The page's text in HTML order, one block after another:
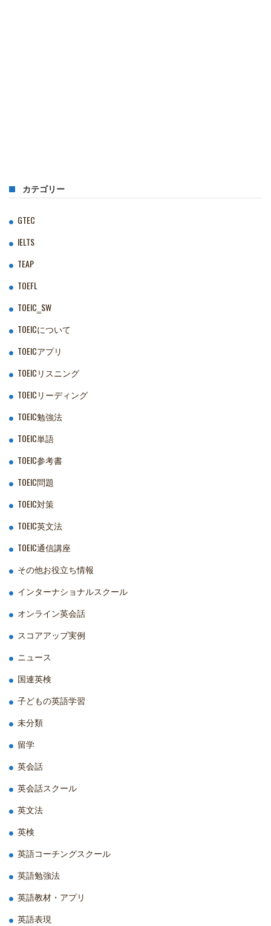
カテゴリー
GTEC
IELTS
TEAP
TOEFL
TOEIC‗SW
TOEICについて
TOEICアプリ
TOEICリスニング
TOEICリーディング
TOEIC勉強法
TOEIC単語
TOEIC参考書
TOEIC問題
TOEIC対策
TOEIC英文法
TOEIC通信講座
その他お役立ち情報
インターナショナルスクール
オンライン英会話
スコアアップ実例
ニュース
国連英検
子どもの英語学習
未分類
留学
英会話
英会話スクール
英文法
英検
英語コーチングスクール
英語勉強法
英語教材・アプリ
英語表現